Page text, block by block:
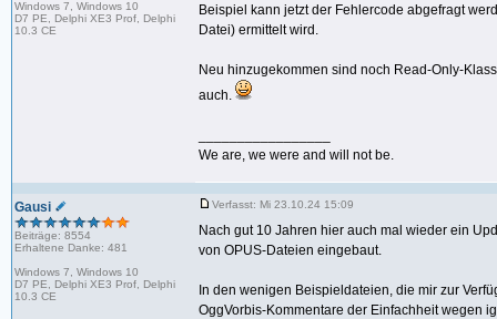
Windows 7, Windows 10
D7 PE, Delphi XE3 Prof, Delphi
10.3 CE
Beispiel kann jetzt der Fehlercode abgefragt
Datei) ermittelt wird.
Neu hinzugekommen sind noch Read-Only-
auch.
We are, we were and will not be.
Gausi
Beiträge: 8554
Erhaltene Danke: 481
Windows 7, Windows 10
D7 PE, Delphi XE3 Prof, Delphi
10.3 CE
Verfasst: Mi 23.10.24 15:09
Nach gut 10 Jahren hier auch mal wieder ein
von OPUS-Dateien eingebaut.
In den wenigen Beispieldateien, die mir zur
OggVorbis-Kommentare der Einfachheit wegen